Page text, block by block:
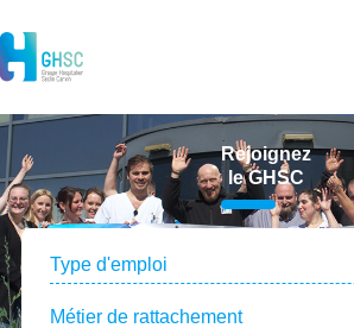
Rejoignez
le GHSC
Type d'emploi
Métier de rattachement